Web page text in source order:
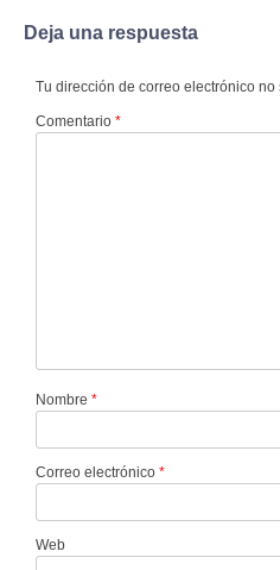
Deja una respuesta
Tu dirección de correo electrónico no
Comentario *
Nombre *
Correo electrónico *
Web